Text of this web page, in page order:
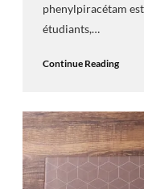
phenylpiracétam
étudiants,…
Continue Reading